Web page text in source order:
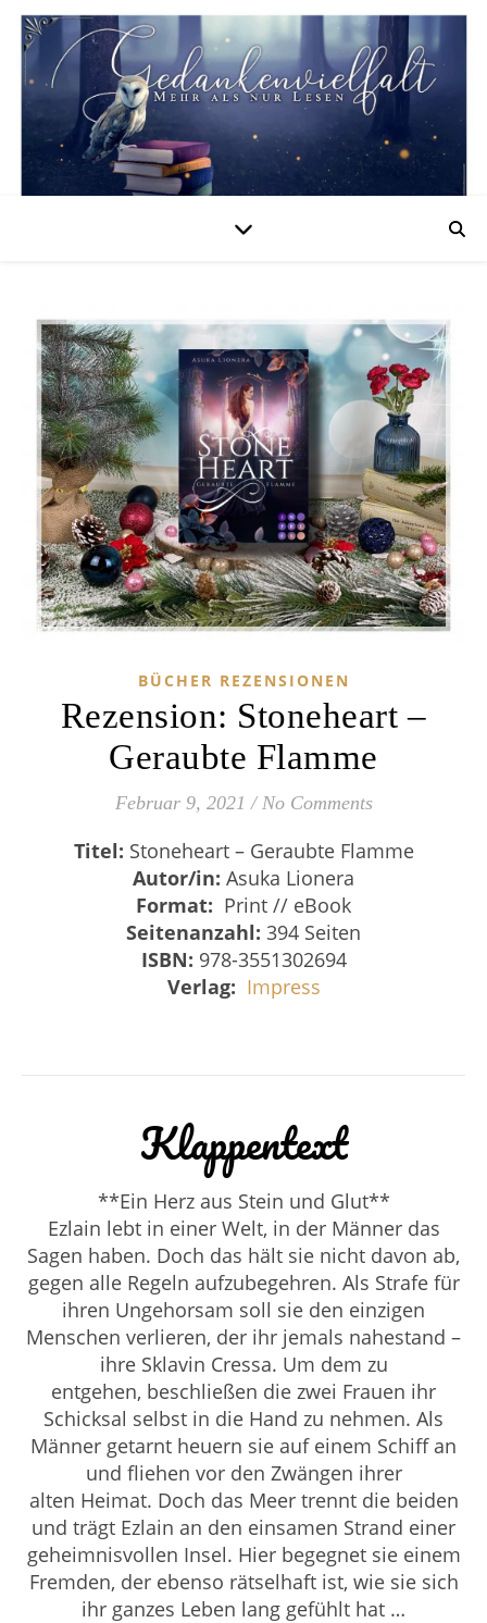
BÜCHER REZENSIONEN
Rezension: Stoneheart –
Geraubte Flamme
Februar 9, 2021 / No Comments
Titel: Stoneheart – Geraubte Flamme
Autor/in: Asuka Lionera
Format: Print // eBook
Seitenanzahl: 394 Seiten
ISBN: 978-3551302694
Verlag: Impress
Klappentext
**Ein Herz aus Stein und Glut**
Ezlain lebt in einer Welt, in der Männer das
Sagen haben. Doch das hält sie nicht davon ab,
gegen alle Regeln aufzubegehren. Als Strafe für
ihren Ungehorsam soll sie den einzigen
Menschen verlieren, der ihr jemals nahestand –
ihre Sklavin Cressa. Um dem zu
entgehen, beschließen die zwei Frauen ihr
Schicksal selbst in die Hand zu nehmen. Als
Männer getarnt heuern sie auf einem Schiff an
und fliehen vor den Zwängen ihrer
alten Heimat. Doch das Meer trennt die beiden
und trägt Ezlain an den einsamen Strand einer
geheimnisvollen Insel. Hier begegnet sie einem
Fremden, der ebenso rätselhaft ist, wie sie sich
ihr ganzes Leben lang gefühlt hat …